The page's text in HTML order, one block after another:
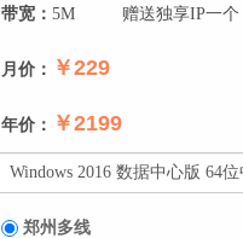
带宽： 5M 赠送独享IP一个
月价： ￥229
年价： ￥2199
郑州多线